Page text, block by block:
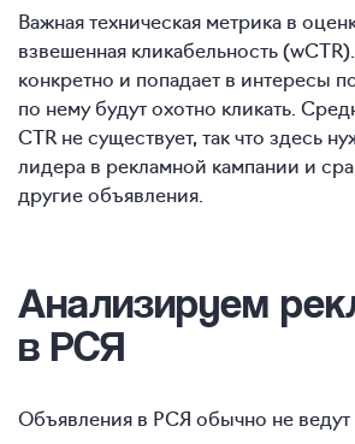
Важная техническая метрика в
взвешенная кликабельность
конкретно и попадает в интересы
по нему будут охотно кликать.
CTR не существует, так что здесь
лидера в рекламной кампании и
другие объявления.
Анализируем
в РСЯ
Объявления в РСЯ обычно не ведут